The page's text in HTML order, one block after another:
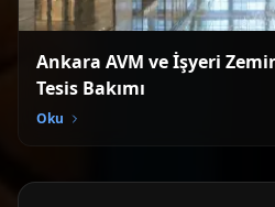
Ankara AVM ve İşyeri
Tesis Bakımı
Oku